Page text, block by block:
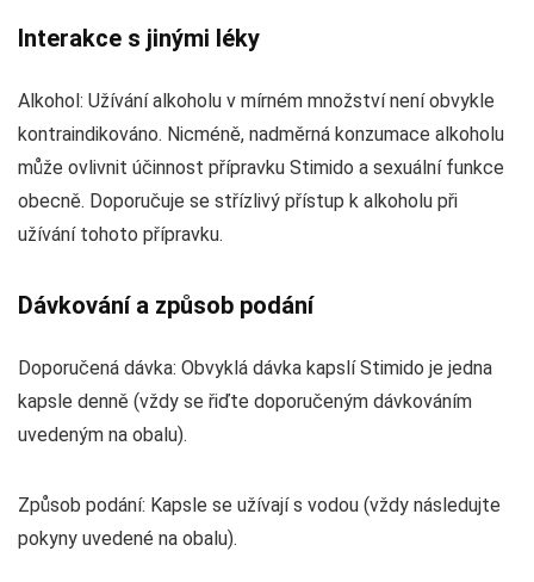
Interakce s jinými léky
Alkohol: Užívání alkoholu v mírném množství není obvykle
kontraindikováno. Nicméně, nadměrná konzumace alkoholu
může ovlivnit účinnost přípravku Stimido a sexuální funkce
obecně. Doporučuje se střízlivý přístup k alkoholu při
užívání tohoto přípravku.
Dávkování a způsob podání
Doporučená dávka: Obvyklá dávka kapslí Stimido je jedna
kapsle denně (vždy se řiďte doporučeným dávkováním
uvedeným na obalu).
Způsob podání: Kapsle se užívají s vodou (vždy následujte
pokyny uvedené na obalu).